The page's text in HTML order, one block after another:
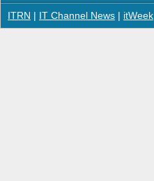
ITRN IT Channel News itWeek